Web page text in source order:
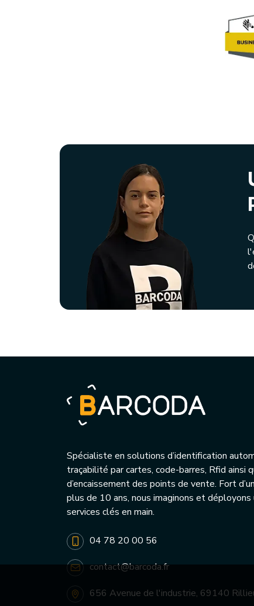
Spécialiste en solutions d’identification
traçabilité par cartes, code-barres, Rfid ainsi
d’encaissement des points de vente. Fort
plus de 10 ans, nous imaginons et
services clés en main.
04 78 20 00 56
contact@barcoda.fr
656 Avenue de l'industrie, 69140